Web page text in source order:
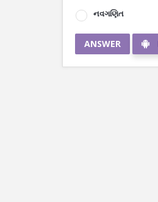
નવગણિત
ANSWER